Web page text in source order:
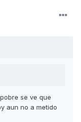
se ve que
aun no a metido